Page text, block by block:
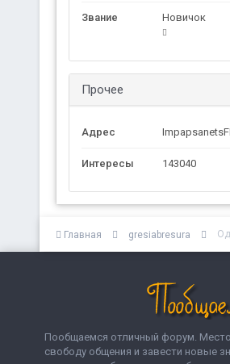
Звание Новичок
Прочее
Адрес
Интересы 143040
Главная gresiabresura
Пообщаемся отличный форум.
свободу общения и завести новые